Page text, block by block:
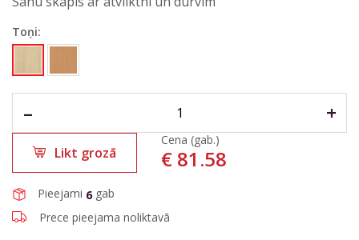
Toņi:
– +
Likt grozā
Cena (gab.)
€ 81.58
Pieejami 6 gab
Prece pieejama noliktavā
Jautājums vai komentārs*